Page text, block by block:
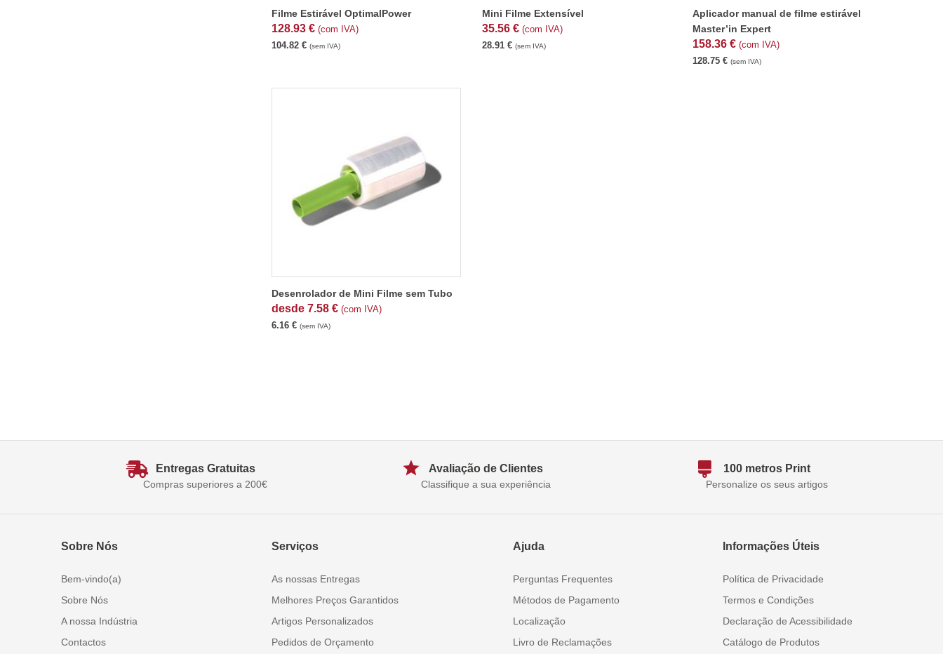
Filme Estirável OptimalPower
128.93 € (com IVA)
104.82 € (sem IVA)
Mini Filme Extensível
35.56 € (com IVA)
28.91 € (sem IVA)
Aplicador manual de filme estirável
Master’in Expert
158.36 € (com IVA)
128.75 € (sem IVA)
Desenrolador de Mini Filme sem Tubo
desde 7.58 € (com IVA)
6.16 € (sem IVA)
Entregas Gratuitas
Compras superiores a 200€
Avaliação de Clientes
Classifique a sua experiência
100 metros Print
Personalize os seus artigos
Sobre Nós
Bem-vindo(a)
Sobre Nós
A nossa Indústria
Contactos
Serviços
As nossas Entregas
Melhores Preços Garantidos
Artigos Personalizados
Pedidos de Orçamento
Ajuda
Perguntas Frequentes
Métodos de Pagamento
Localização
Livro de Reclamações
Informações Úteis
Política de Privacidade
Termos e Condições
Declaração de Acessibilidade
Catálogo de Produtos